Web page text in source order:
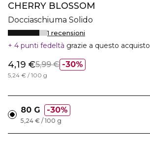
CHERRY BLOSSOM
Docciaschiuma Solido
1 recensioni
4 punti fedeltà grazie a questo acquisto
30%
4,19 €5,99 €
5,24 € / 100 g
80 G 30%
5,24 € / 100 g